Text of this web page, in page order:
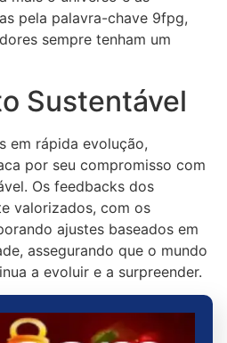
pela palavra-chave 9fpg,
sempre tenham um
Sustentável
em rápida evolução,
por seu compromisso com
Os feedbacks dos
valorizados, com os
ajustes baseados em
assegurando que o mundo
a evoluir e a surpreender.